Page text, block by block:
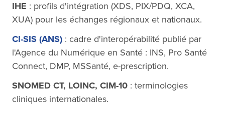
IHE : profils d'intégration (XDS, PIX/PDQ, XCA,
XUA) pour les échanges régionaux et nationaux.
CI-SIS (ANS) : cadre d'interopérabilité publié par
l'Agence du Numérique en Santé : INS, Pro Santé
Connect, DMP, MSSanté, e-prescription.
SNOMED CT, LOINC, CIM-10 : terminologies
cliniques internationales.